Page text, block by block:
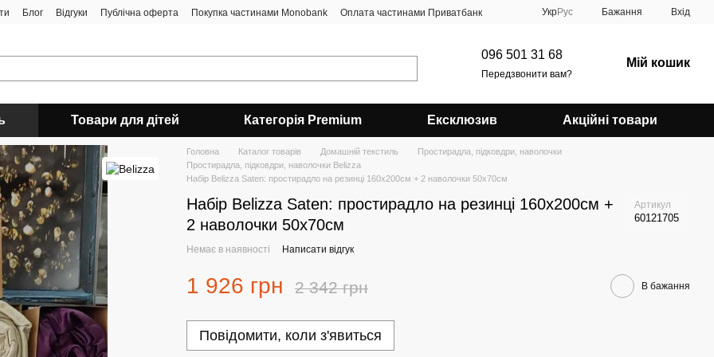
Блог Відгуки Публічна оферта Покупка частинами Monobank Оплата частинами Приватбанк УкрРус Бажання Вхід
096 501 31 68
Передзвонити вам?
Мій кошик
Товари для дітей Категорія Premium Ексклюзив Акційні товари
Головна Каталог товарів Домашній текстиль
Простирадла, підковдри, наволочки
Простирадла, підковдри, наволочки Belizza
Набір Belizza Saten: простирадло на резинці 160х200см + 2 наволочки 50х70см
Набір Belizza Saten: простирадло на резинці 160х200см +
2 наволочки 50х70см
Артикул
60121705
Немає в наявності Написати відгук
1 926 грн 2 342 грн В бажання
Повідомити, коли з'явиться